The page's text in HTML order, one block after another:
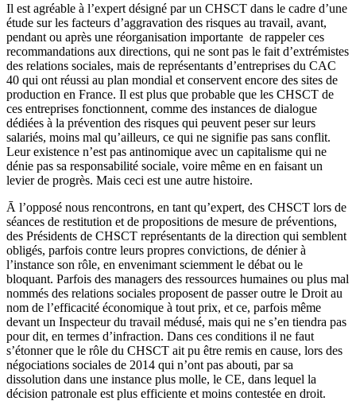
Il est agréable à l’expert désigné par un CHSCT dans le cadre d’une
étude sur les facteurs d’aggravation des risques au travail, avant,
pendant ou après une réorganisation importante de rappeler ces
recommandations aux directions, qui ne sont pas le fait d’extrémistes
des relations sociales, mais de représentants d’entreprises du CAC
40 qui ont réussi au plan mondial et conservent encore des sites de
production en France. Il est plus que probable que les CHSCT de
ces entreprises fonctionnent, comme des instances de dialogue
dédiées à la prévention des risques qui peuvent peser sur leurs
salariés, moins mal qu’ailleurs, ce qui ne signifie pas sans conflit.
Leur existence n’est pas antinomique avec un capitalisme qui ne
dénie pas sa responsabilité sociale, voire même en en faisant un
levier de progrès. Mais ceci est une autre histoire.
Ᾱ l’opposé nous rencontrons, en tant qu’expert, des CHSCT lors de
séances de restitution et de propositions de mesure de préventions,
des Présidents de CHSCT représentants de la direction qui semblent
obligés, parfois contre leurs propres convictions, de dénier à
l’instance son rôle, en envenimant sciemment le débat ou le
bloquant. Parfois des managers des ressources humaines ou plus mal
nommés des relations sociales proposent de passer outre le Droit au
nom de l’efficacité économique à tout prix, et ce, parfois même
devant un Inspecteur du travail médusé, mais qui ne s’en tiendra pas
pour dit, en termes d’infraction. Dans ces conditions il ne faut
s’étonner que le rôle du CHSCT ait pu être remis en cause, lors des
négociations sociales de 2014 qui n’ont pas abouti, par sa
dissolution dans une instance plus molle, le CE, dans lequel la
décision patronale est plus efficiente et moins contestée en droit.